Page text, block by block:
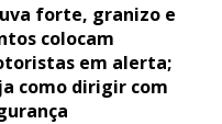
forte, granizo e
colocam
em alerta;
como dirigir com